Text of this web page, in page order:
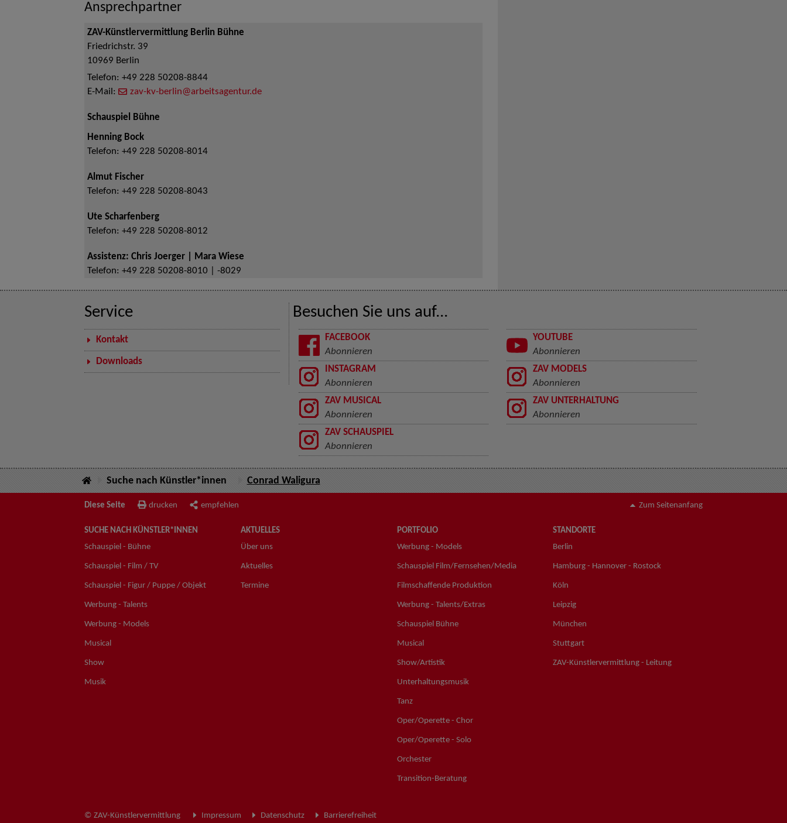
Ansprechpartner
ZAV-Künstlervermittlung Berlin Bühne
Friedrichstr. 39
10969 Berlin
Telefon: +49 228 50208-8844
E-Mail:
zav-kv-berlin@arbeitsagentur.de
Schauspiel Bühne
Henning Bock
Telefon: +49 228 50208-8014
Almut Fischer
Telefon: +49 228 50208-8043
Ute Scharfenberg
Telefon: +49 228 50208-8012
Assistenz: Chris Joerger | Mara Wiese
Telefon: +49 228 50208-8010 | -8029
Service
Kontakt
Downloads
Besuchen Sie uns auf...
FACEBOOK
Abonnieren
YOUTUBE
Abonnieren
INSTAGRAM
Abonnieren
ZAV MODELS
Abonnieren
ZAV MUSICAL
Abonnieren
ZAV UNTERHALTUNG
Abonnieren
ZAV SCHAUSPIEL
Abonnieren
Suche nach Künstler*innen Conrad Waligura
Diese Seite drucken empfehlen Zum Seitenanfang
SUCHE NACH KÜNSTLER*INNEN
Schauspiel - Bühne
Schauspiel - Film / TV
Schauspiel - Figur / Puppe / Objekt
Werbung - Talents
Werbung - Models
Musical
Show
Musik
AKTUELLES
Über uns
Aktuelles
Termine
PORTFOLIO
Werbung - Models
Schauspiel Film/Fernsehen/Media
Filmschaffende Produktion
Werbung - Talents/Extras
Schauspiel Bühne
Musical
Show/Artistik
Unterhaltungsmusik
Tanz
Oper/Operette - Chor
Oper/Operette - Solo
Orchester
Transition-Beratung
STANDORTE
Berlin
Hamburg - Hannover - Rostock
Köln
Leipzig
München
Stuttgart
ZAV-Künstlervermittlung - Leitung
© ZAV-Künstlervermittlung Impressum Datenschutz Barrierefreiheit